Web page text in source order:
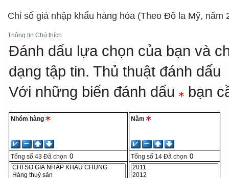
Chỉ số giá nhập khẩu hàng hóa (Theo Đô la Mỹ, năm
Thông tin Chú thích
Đánh dấu lựa chọn của bạn và
dạng tập tin.Thủ thuật đánh dấu
Với những biến đánh dấu bạn
Nhóm hàng
Tổng số 43 Đã chọn
Năm
Tổng số 14 Đã chọn